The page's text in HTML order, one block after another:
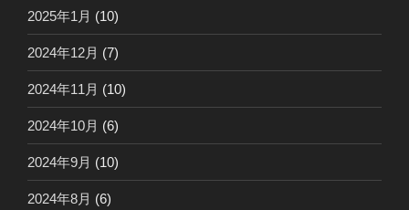
2025年1月 (10)
2024年12月 (7)
2024年11月 (10)
2024年10月 (6)
2024年9月 (10)
2024年8月 (6)